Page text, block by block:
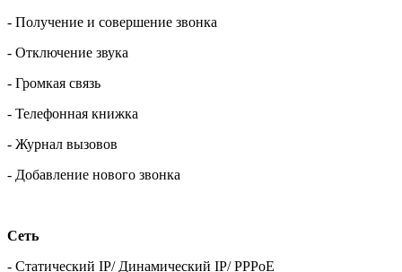
- Получение и совершение звонка
- Отключение звука
- Громкая связь
- Телефонная книжка
- Журнал вызовов
- Добавление нового звонка
Сеть
- Статический IP/ Динамический IP/ PPPoE